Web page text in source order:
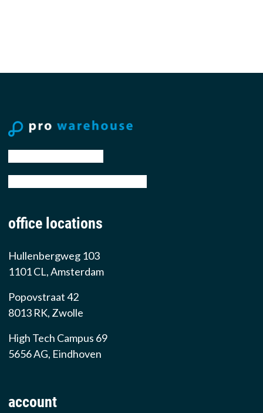
office locations
Hullenbergweg 103
1101 CL, Amsterdam
Popovstraat 42
8013 RK, Zwolle
High Tech Campus 69
5656 AG, Eindhoven
account